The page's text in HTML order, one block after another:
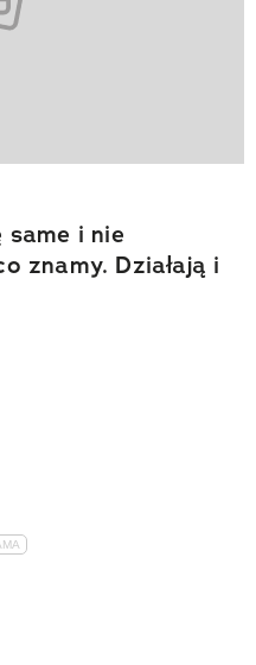
same i nie
znamy. Działają i